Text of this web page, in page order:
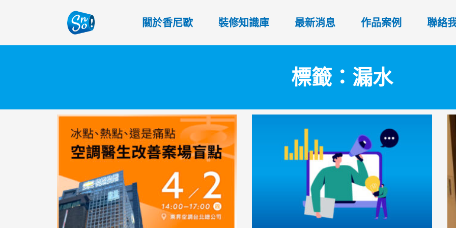
關於香尼歐 裝修知識庫 最新消息 作品案例 聯絡
標籤：漏水